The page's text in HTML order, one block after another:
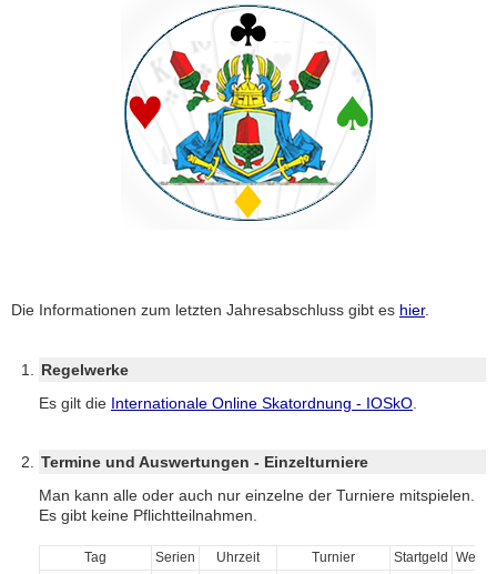
Die Informationen zum letzten Jahresabschluss gibt es hier.
Regelwerke
Es gilt die Internationale Online Skatordnung - IOSkO
Termine und Auswertungen - Einzelturniere
Man kann alle oder auch nur einzelne der Turniere mitspielen.
Es gibt keine Pflichtteilnahmen.
Tag Serien Uhrzeit Turnier Startgeld